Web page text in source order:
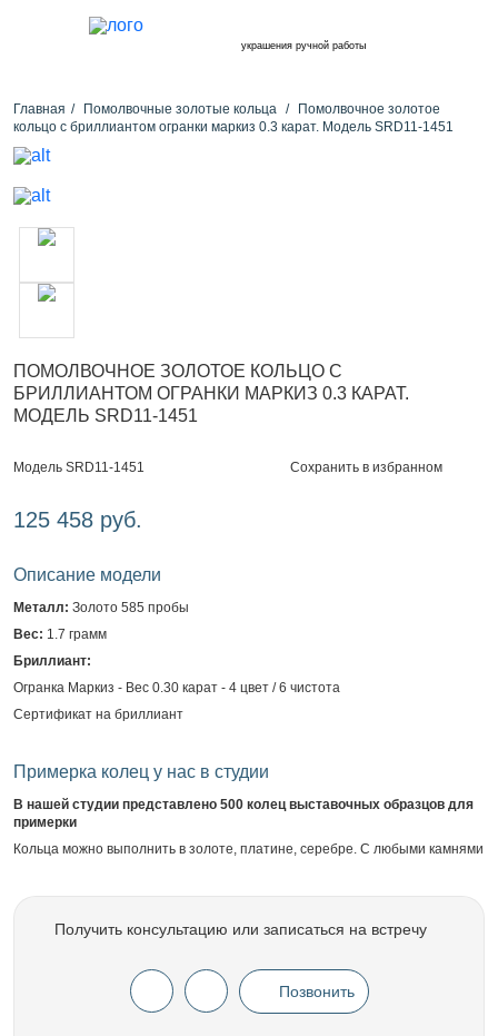
украшения ручной работы
Главная Помолвочные золотые кольца
Помолвочное золотое
кольцо с бриллиантом огранки маркиз 0.3 карат. Модель SRD11-1451
ПОМОЛВОЧНОЕ ЗОЛОТОЕ КОЛЬЦО С
БРИЛЛИАНТОМ ОГРАНКИ МАРКИЗ 0.3 КАРАТ.
МОДЕЛЬ SRD11-1451
Модель SRD11-1451 Сохранить в избранном
125 458 руб.
Описание модели
Металл: Золото 585 пробы
Вес: 1.7 грамм
Бриллиант:
Огранка Маркиз - Вес 0.30 карат - 4 цвет / 6 чистота
Сертификат на бриллиант
Примерка колец у нас в студии
В нашей студии представлено 500 колец выставочных образцов для
примерки
Кольца можно выполнить в золоте, платине, серебре. С любыми камнями
Получить консультацию или записаться на встречу
Позвонить